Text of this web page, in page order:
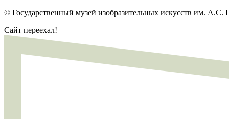
© Государственный музей изобразительных искусств им. А.С.
Сайт переехал!